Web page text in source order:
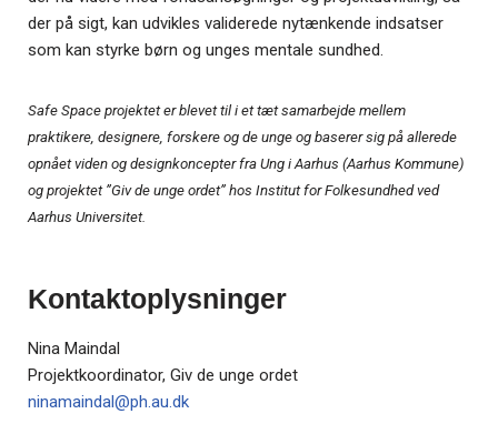
der på sigt, kan udvikles validerede nytænkende indsatser
som kan styrke børn og unges mentale sundhed.
Safe Space projektet er blevet til i et tæt samarbejde mellem
praktikere, designere, forskere og de unge og baserer sig på allerede
opnået viden og designkoncepter fra Ung i Aarhus (Aarhus Kommune)
og projektet ”Giv de unge ordet” hos Institut for Folkesundhed ved
Aarhus Universitet.
Kontaktoplysninger
Nina Maindal
Projektkoordinator, Giv de unge ordet
ninamaindal@ph.au.dk